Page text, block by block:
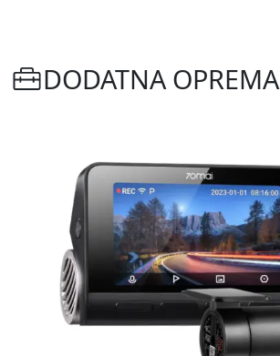
DODATNA OPREMA